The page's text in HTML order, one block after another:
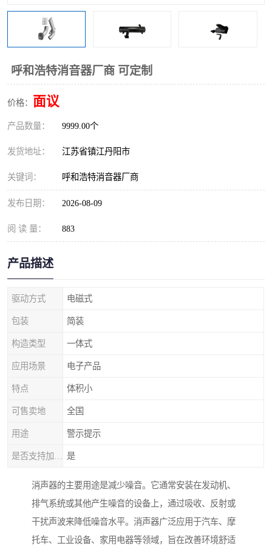
呼和浩特消音器厂商 可定制
价格： 面议
产品数量： 9999.00个
发货地址： 江苏省镇江丹阳市
关键词： 呼和浩特消音器厂商
发布日期： 2026-08-09
阅 读 量： 883
产品描述
驱动方式 电磁式
包装 简装
构造类型 一体式
应用场景 电子产品
特点 体积小
可售卖地 全国
用途 警示提示
是
消声器的主要用途是减少噪音。它通常安装在发动机、
排气系统或其他产生噪音的设备上，通过吸收、反射或
干扰声波来降低噪音水平。消声器广泛应用于汽车、摩
托车、工业设备、家用电器等领域，旨在改善环境舒适